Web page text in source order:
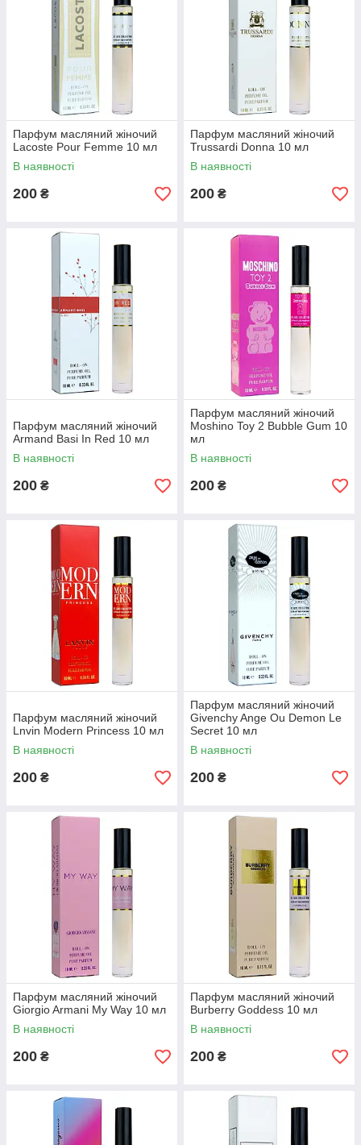
Парфум масляний жіночий
Lacoste Pour Femme 10 мл
В наявності
200 ₴
Парфум масляний жіночий
Trussardi Donna 10 мл
В наявності
200 ₴
Парфум масляний жіночий
Armand Basi In Red 10 мл
В наявності
200 ₴
Парфум масляний жіночий
Moshino Toy 2 Bubble Gum 10
мл
В наявності
200 ₴
Парфум масляний жіночий
Lnvin Modern Princess 10 мл
В наявності
200 ₴
Парфум масляний жіночий
Givenchy Ange Ou Demon Le
Secret 10 мл
В наявності
200 ₴
Парфум масляний жіночий
Giorgio Armani My Way 10 мл
В наявності
200 ₴
Парфум масляний жіночий
Burberry Goddess 10 мл
В наявності
200 ₴